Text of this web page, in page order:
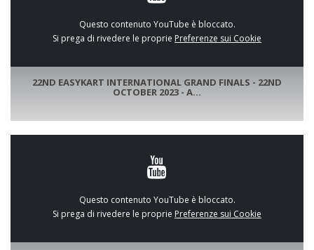
Questo contenuto YouTube è bloccato.
Si prega di rivedere le proprie Preferenze sui Cookie
22ND EASYKART INTERNATIONAL GRAND FINALS - 22ND
OCTOBER 2023 - A...
Questo contenuto YouTube è bloccato.
Si prega di rivedere le proprie Preferenze sui Cookie